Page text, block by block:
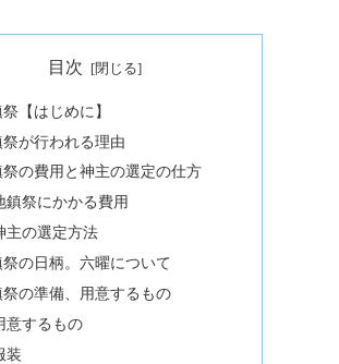
目次
【はじめに】
が行われる理由
祭の費用と神主の選定の仕方
鎮祭にかかる費用
主の選定方法
の日柄。六曜について
祭の準備、用意するもの
意するもの
装